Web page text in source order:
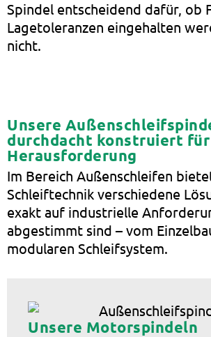
Spindel entscheidend dafür, ob
Lagetoleranzen eingehalten
nicht.
Unsere
durchdacht konstruiert
Herausforderung
Im Bereich Außenschleifen
Schleiftechnik verschiedene
exakt auf industrielle
abgestimmt sind – vom
modularen Schleifsystem.
Unsere Motorspindeln